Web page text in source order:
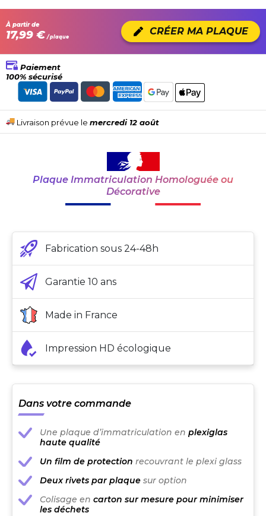
À partir de
17,99 € / plaque CRÉER MA PLAQUE
Paiement
100% sécurisé
Livraison prévue le mercredi 12 août
Plaque Immatriculation Homologuée ou
Décorative
Fabrication sous 24-48h
Garantie 10 ans
Made in France
Impression HD écologique
Dans votre commande
Une plaque d’immatriculation en plexiglas
haute qualité
Un film de protection recouvrant le plexi glass
Deux rivets par plaque sur option
Colisage en carton sur mesure pour minimiser
les déchets